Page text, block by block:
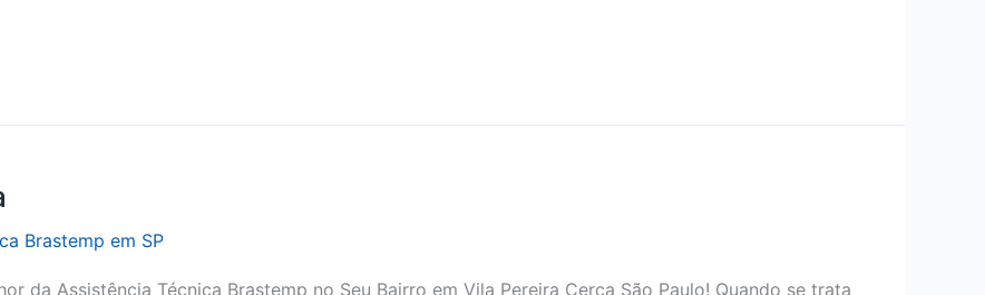
Brastemp em SP
da Assistência Técnica Brastemp no Seu Bairro em Vila Pereira Cerca São Paulo! Quando se trata